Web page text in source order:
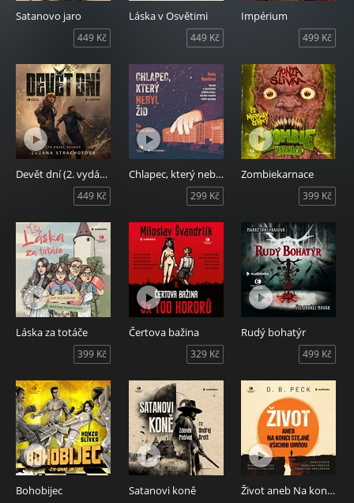
Satanovo jaro
449 Kč
Láska v Osvětimi
449 Kč
Impérium
499 Kč
Devět dní (2. vydání)
449 Kč
Chlapec, který nebyl Žid
299 Kč
Zombiekarnace
399 Kč
Láska za totáče
399 Kč
Čertova bažina
329 Kč
Rudý bohatýr
499 Kč
Bohobijec Satanovi koně Život aneb Na konci stejně všichni umřou